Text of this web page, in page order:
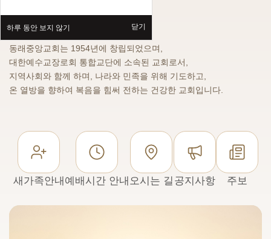
환영합니다.
동래중앙교회는 1954년에 창립되었으며,
대한예수교장로회 통합교단에 소속된 교회로서,
지역사회와 함께 하며, 나라와 민족을 위해 기도하고,
온 열방을 향하여 복음을 힘써 전하는 건강한 교회입니다.
새가족안내 예배시간 안내 오시는 길 공지사항 주보
하루 동안 보지 않기 닫기